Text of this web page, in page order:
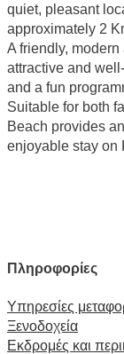
quiet, pleasant
approximately 2
A friendly,
attractive and
and a fun
Suitable for both
Beach provides
enjoyable stay on
Πληροφορίες
Υπηρεσίες
Ξενοδοχεία
Εκδρομές και